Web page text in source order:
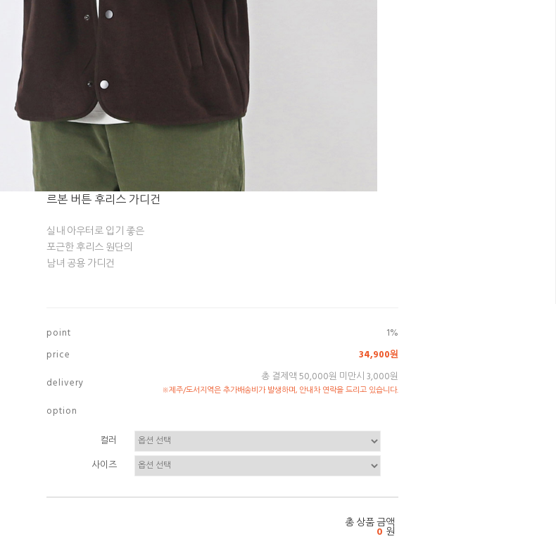
르본 버튼 후리스 가디건
실내 아우터로 입기 좋은
포근한 후리스 원단의
남녀 공용 가디건
p o i n t
1%
p r i c e
34,900원
d e l i v e r y
총 결제액 50,000원 미만시 3,000원
※제주/도서지역은 추가배송비가 발생하며, 안내차 연락을 드리고 있습니다.
o p t i o n
컬러
사이즈
총 상품 금액
0 원